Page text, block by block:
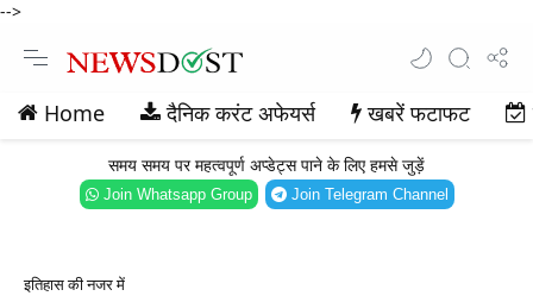
-->
Home दैनिक करंट अफेयर्स खबरें फटाफट
समय समय पर महत्वपूर्ण अप्डेट्स पाने के लिए हमसे जुड़ें
Join Whatsapp Group Join Telegram Channel
इतिहास की नजर में